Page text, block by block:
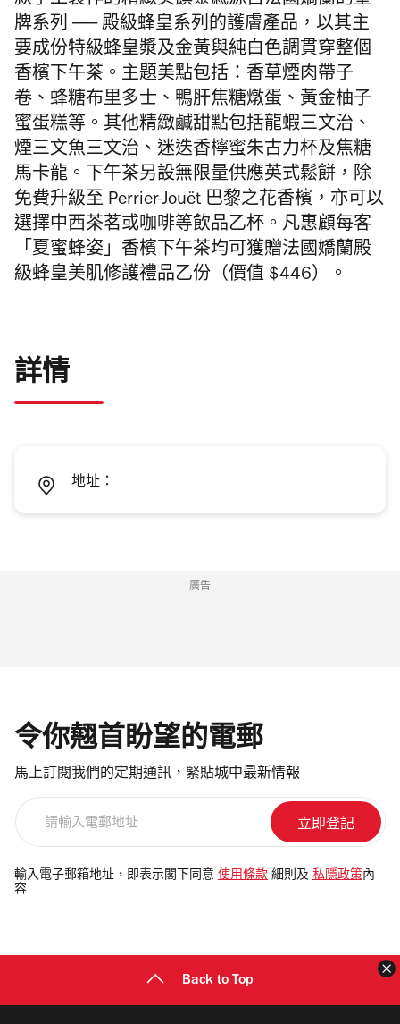
牌系列 ── 殿級蜂皇系列的護膚產品，以其主
要成份特級蜂皇漿及金黃與純白色調貫穿整個
香檳下午茶。主題美點包括：香草煙肉帶子
卷、蜂糖布里多士、鴨肝焦糖燉蛋、黃金柚子
蜜蛋糕等。其他精緻鹹甜點包括龍蝦三文治、
煙三文魚三文治、迷迭香檸蜜朱古力杯及焦糖
馬卡龍。下午茶另設無限量供應英式鬆餅，除
免費升級至 Perrier-Jouët 巴黎之花香檳，亦可以
選擇中西茶茗或咖啡等飲品乙杯。凡惠顧每客
「夏蜜蜂姿」香檳下午茶均可獲贈法國嬌蘭殿
級蜂皇美肌修護禮品乙份（價值 $446）。
詳情
地址：
廣告
令你翹首盼望的電郵
馬上訂閱我們的定期通訊，緊貼城中最新情報
電
郵
輸入電子郵箱地址，即表示閣下同意 使用條款 細則及 私隱政策 內
容
Back to Top